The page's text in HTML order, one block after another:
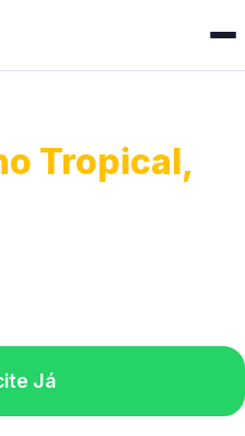
Tropical,
Já